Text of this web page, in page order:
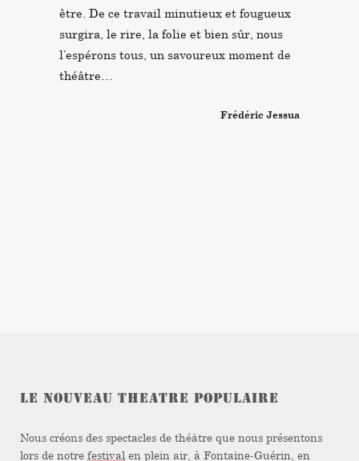
être. De ce travail minutieux et fougueux
surgira, le rire, la folie et bien sûr, nous
l’espérons tous, un savoureux moment de
théâtre…
Frédéric Jessua
LE NOUVEAU THEATRE POPULAIRE
Nous créons des spectacles de théâtre que nous présentons
lors de notre festival en plein air, à Fontaine-Guérin, en